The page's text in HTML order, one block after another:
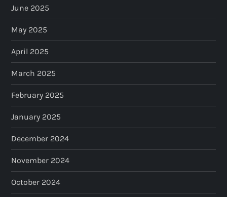
June 2025
May 2025
April 2025
March 2025
February 2025
January 2025
December 2024
November 2024
October 2024